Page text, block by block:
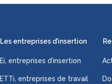
Les entreprises d’insertion
Ei, entreprises d’insertion
ETTi, entreprises de travail